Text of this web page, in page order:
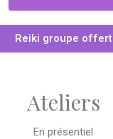
Reiki groupe offert
Ateliers
En présentiel